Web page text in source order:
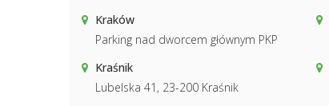
Kraków
Parking nad dworcem głównym PKP
Kraśnik
Lubelska 41, 23-200 Kraśnik